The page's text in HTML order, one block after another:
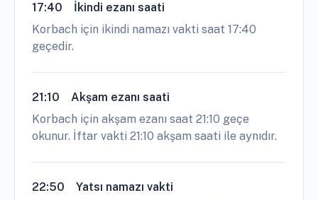
17:40
İkindi ezanı saati
Korbach için ikindi namazı vakti saat 17:40
geçedir.
21:10
Akşam ezanı saati
Korbach için akşam ezanı saat 21:10 geçe
okunur. İftar vakti 21:10 akşam saati ile aynıdır.
22:50
Yatsı namazı vakti